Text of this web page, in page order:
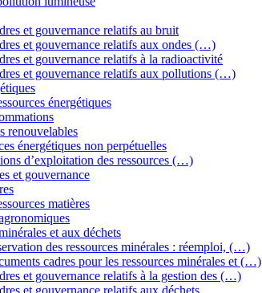
et gouvernance relatifs au bruit
et gouvernance relatifs aux ondes (…)
et gouvernance relatifs à la radioactivité
et gouvernance relatifs aux pollutions (…)
énergétiques
renouvelables
énergétiques non perpétuelles
d’exploitation des ressources (…)
et gouvernance
matières
et aux déchets
des ressources minérales : réemploi, (…)
cadres pour les ressources minérales et (…)
et gouvernance relatifs à la gestion des (…)
et gouvernance relatifs aux déchets